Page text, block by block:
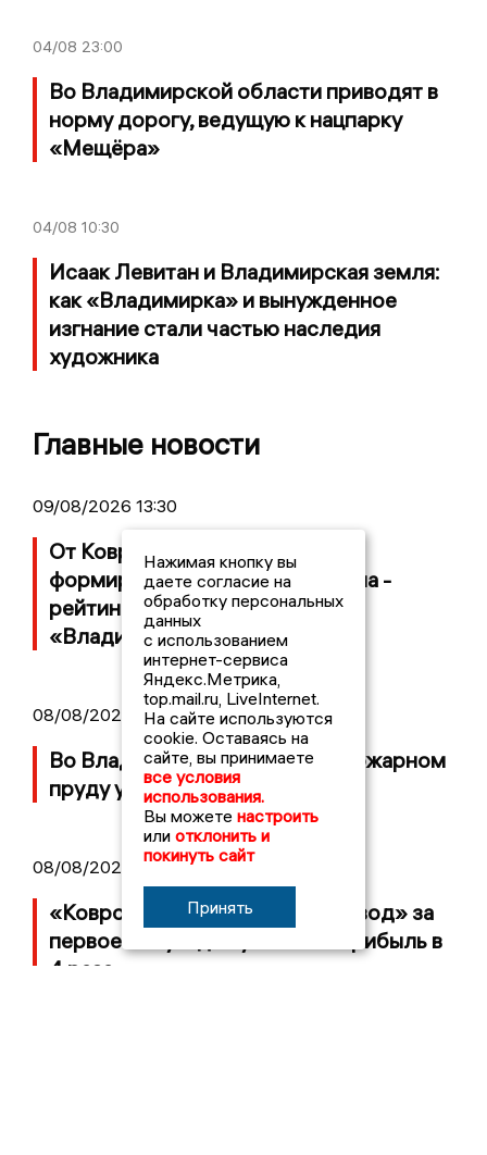
04/08 23:00
Во Владимирской области приводят в
норму дорогу, ведущую к нацпарку
«Мещёра»
04/08 10:30
Исаак Левитан и Владимирская земля:
как «Владимирка» и вынужденное
изгнание стали частью наследия
художника
Главные новости
09/08/2026 13:30
От Коврова до Владимира: кто
формирует жилой фонд региона -
рейтинг застройщиков от
«Владимирских новостей»
08/08/2026 21:29
Во Владимирской области в пожарном
пруду утонул мужчина
08/08/2026 09:01
«Ковровский механический завод» за
первое полугодие увеличил прибыль в
4 раза
Нажимая кнопку вы
даете согласие на
обработку персональных
данных
с использованием
интернет-сервиса
Яндекс.Метрика,
top.mail.ru, LiveInternet.
На сайте используются
cookie. Оставаясь на
сайте, вы принимаете
все условия
использования.
Вы можете настроить
или отклонить и
покинуть сайт
Принять